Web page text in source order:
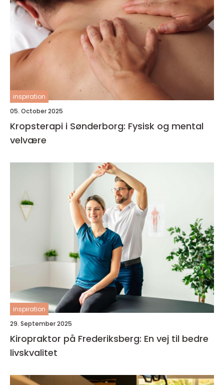
inspiration
05. October 2025
Kropsterapi i Sønderborg: Fysisk og mental
velvære
inspiration
29. September 2025
Kiropraktor på Frederiksberg: En vej til bedre
livskvalitet